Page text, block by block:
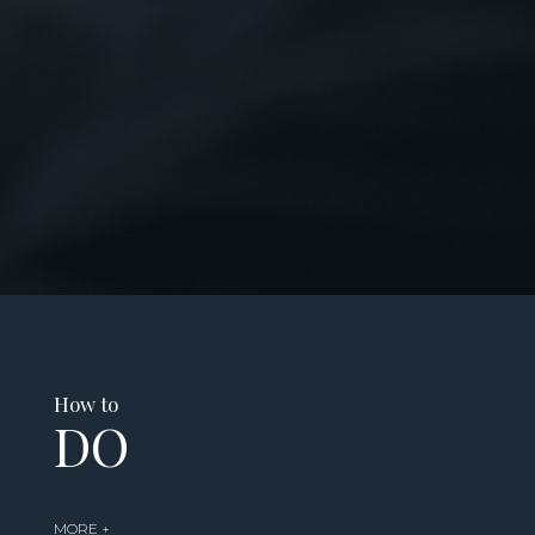
How to
DO
MORE +